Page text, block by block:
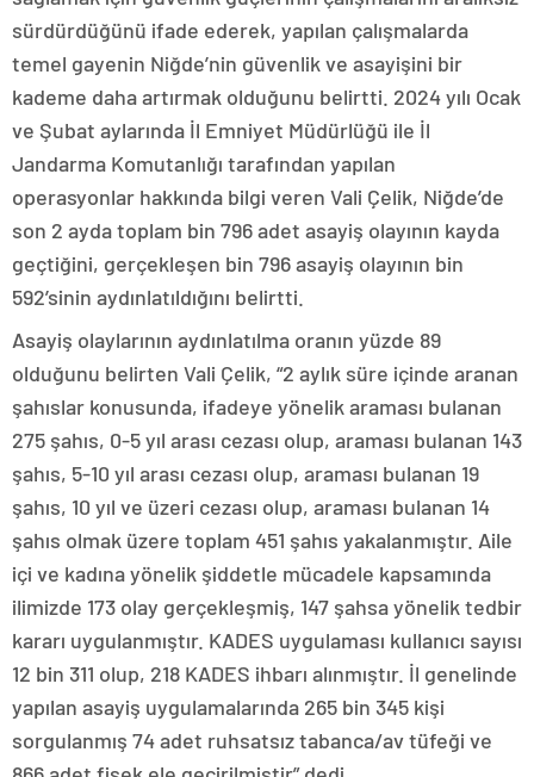
sürdürdüğünü ifade ederek, yapılan çalışmalarda
temel gayenin Niğde’nin güvenlik ve asayişini bir
kademe daha artırmak olduğunu belirtti. 2024 yılı Ocak
ve Şubat aylarında İl Emniyet Müdürlüğü ile İl
Jandarma Komutanlığı tarafından yapılan
operasyonlar hakkında bilgi veren Vali Çelik, Niğde’de
son 2 ayda toplam bin 796 adet asayiş olayının kayda
geçtiğini, gerçekleşen bin 796 asayiş olayının bin
592’sinin aydınlatıldığını belirtti.
Asayiş olaylarının aydınlatılma oranın yüzde 89
olduğunu belirten Vali Çelik, “2 aylık süre içinde aranan
şahıslar konusunda, ifadeye yönelik araması bulanan
275 şahıs, 0-5 yıl arası cezası olup, araması bulanan 143
şahıs, 5-10 yıl arası cezası olup, araması bulanan 19
şahıs, 10 yıl ve üzeri cezası olup, araması bulanan 14
şahıs olmak üzere toplam 451 şahıs yakalanmıştır. Aile
içi ve kadına yönelik şiddetle mücadele kapsamında
ilimizde 173 olay gerçekleşmiş, 147 şahsa yönelik tedbir
kararı uygulanmıştır. KADES uygulaması kullanıcı sayısı
12 bin 311 olup, 218 KADES ihbarı alınmıştır. İl genelinde
yapılan asayiş uygulamalarında 265 bin 345 kişi
sorgulanmış 74 adet ruhsatsız tabanca/av tüfeği ve